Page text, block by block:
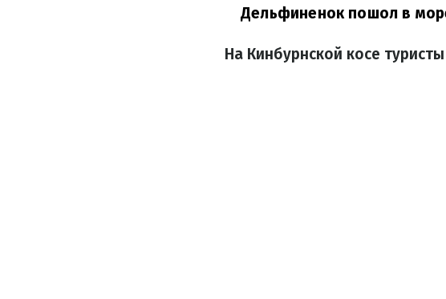
Дельфиненок пошол в
На Кинбурнской косе